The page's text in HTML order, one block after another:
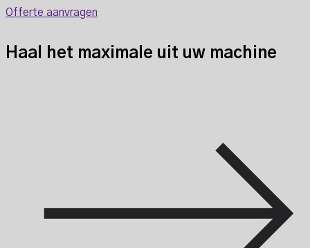
Offerte aanvragen
Haal het maximale uit uw machine